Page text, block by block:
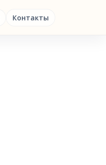
Контакты